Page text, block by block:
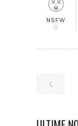
NSFW
0